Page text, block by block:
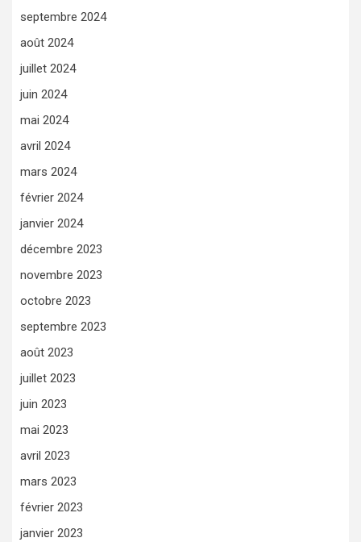
septembre 2024
août 2024
juillet 2024
juin 2024
mai 2024
avril 2024
mars 2024
février 2024
janvier 2024
décembre 2023
novembre 2023
octobre 2023
septembre 2023
août 2023
juillet 2023
juin 2023
mai 2023
avril 2023
mars 2023
février 2023
janvier 2023